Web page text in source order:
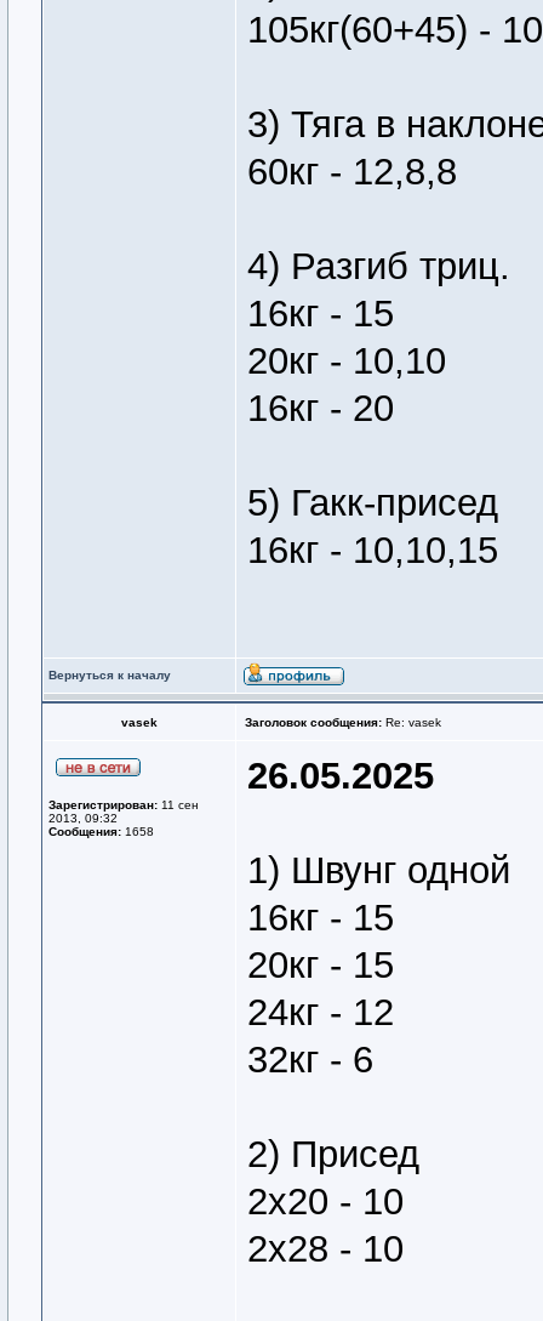
105кг(60+45) -
3) Тяга в
60кг - 12,8,8
4) Разгиб триц.
16кг - 15
20кг - 10,10
16кг - 20
5) Гакк-присед
16кг - 10,10,15
Вернуться к началу
vasek Заголовок сообщения: Re: vasek
Зарегистрирован: 11 сен
2013, 09:32
Сообщения: 1658
26.05.2025
1) Швунг одной
16кг - 15
20кг - 15
24кг - 12
32кг - 6
2) Присед
2х20 - 10
2х28 - 10